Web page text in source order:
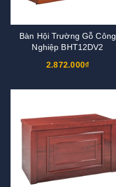
Bàn Hội Trường Gỗ Công
Nghiệp BHT12DV2
2.872.000₫